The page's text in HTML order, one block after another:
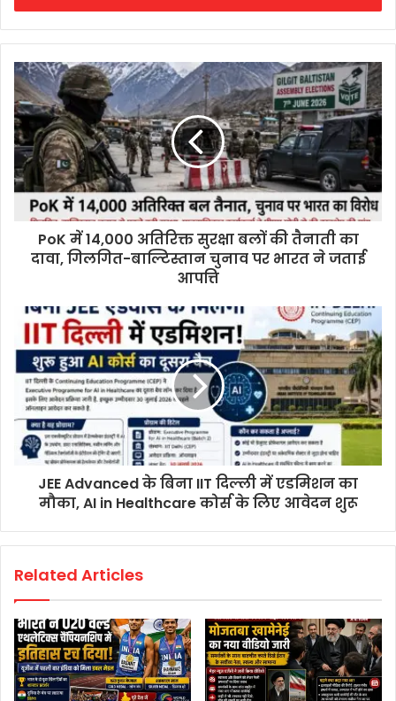
PoK में 14,000 अतिरिक्त सुरक्षा बलों की तैनाती का
दावा, गिलगित-बाल्टिस्तान चुनाव पर भारत ने जताई
आपत्ति
JEE Advanced के बिना IIT दिल्ली में एडमिशन का
मौका, AI in Healthcare कोर्स के लिए आवेदन शुरू
Related Articles